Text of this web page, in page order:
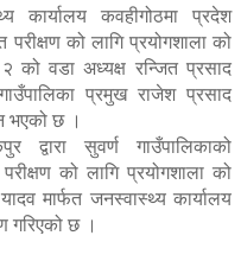
कार्यालय कवहीगोठमा प्रदेश
को लागि प्रयोगशाला को
को वडा अध्यक्ष रन्जित प्रसाद
प्रमुख राजेश प्रसाद
भएको छ ।
द्वारा सुवर्ण गाउँपालिकाको
को लागि प्रयोगशाला को
मार्फत जनस्वास्थ्य कार्यालय
गरिएको छ ।